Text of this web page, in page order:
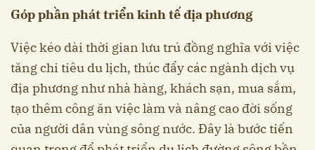
Góp phần phát triển kinh tế địa phương
Việc kéo dài thời gian lưu trú đồng nghĩa với việc
tăng chi tiêu du lịch, thúc đẩy các ngành dịch vụ
địa phương như nhà hàng, khách sạn, mua sắm,
tạo thêm công ăn việc làm và nâng cao đời sống
của người dân vùng sông nước. Đây là bước tiến